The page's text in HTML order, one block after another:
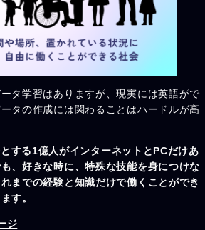
タ学習はありますが、現実には英語がで
タの作成には関わることはハードルが高
する1億人がインターネットとPCだけあ
、好きな時に、特殊な技能を身につけな
までの経験と知識だけで働くことができ
す。
ジ